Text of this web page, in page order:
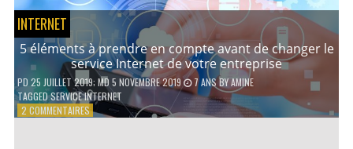
INTERNET
5 éléments à prendre en compte avant de changer le
service Internet de votre entreprise
PD 25 JUILLET 2019; MD 5 NOVEMBRE 2019 7 ANSBYAMINE
TAGGEDSERVICE INTERNET
2 COMMENTAIRESSUR